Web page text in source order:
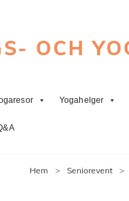
OCH
Yogahelger
Hem > Seniorevent >